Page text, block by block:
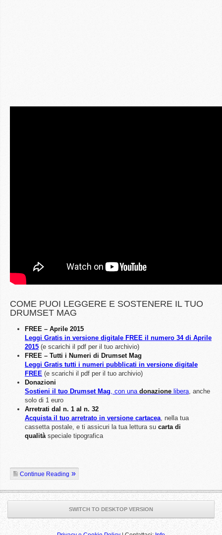
COME PUOI LEGGERE E SOSTENERE IL TUO
DRUMSET MAG
FREE – Aprile 2015
Leggi Gratis in versione digitale FREE il numero 34 di Aprile
2015 (e scarichi il pdf per il tuo archivio)
FREE – Tutti i Numeri di Drumset Mag
Leggi Gratis tutti i numeri pubblicati in versione digitale
FREE (e scarichi il pdf per il tuo archivio)
Donazioni
Sostieni il tuo Drumset Mag, con una donazione libera, anche
solo di 1 euro
Arretrati dal n. 1 al n. 32
Acquista il tuo arretrato in versione cartacea, nella tua
cassetta postale, e ti assicuri la tua lettura su carta di
qualitàspeciale tipografica
Continue Reading
SWITCH TO DESKTOP VERSION